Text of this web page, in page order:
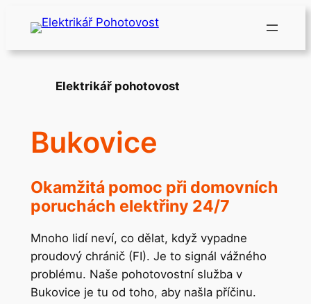
Přeskočit
obsah
Elektrikář pohotovost
Bukovice
Okamžitá pomoc při domovních
poruchách elektřiny 24/7
Mnoho lidí neví, co dělat, když vypadne
proudový chránič (FI). Je to signál vážného
problému. Naše pohotovostní služba v
Bukovice je tu od toho, aby našla příčinu.